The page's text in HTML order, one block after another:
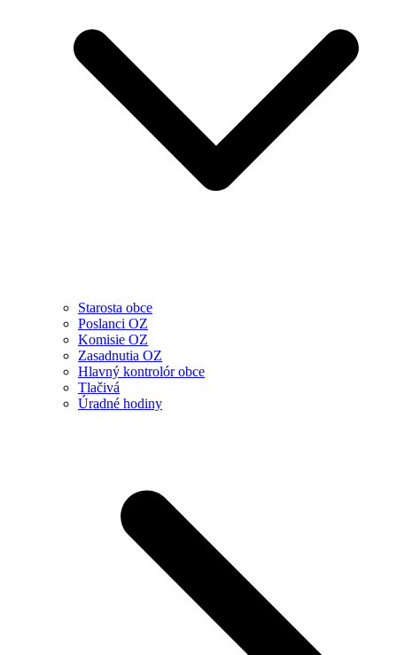
Starosta obce
Poslanci OZ
Komisie OZ
Zasadnutia OZ
Hlavný kontrolór obce
Tlačivá
Úradné hodiny